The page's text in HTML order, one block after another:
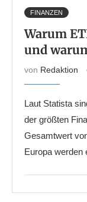
FINANZEN
Warum
und
von Redaktion
Laut Statista
der größten
Gesamtwert
Europa werden